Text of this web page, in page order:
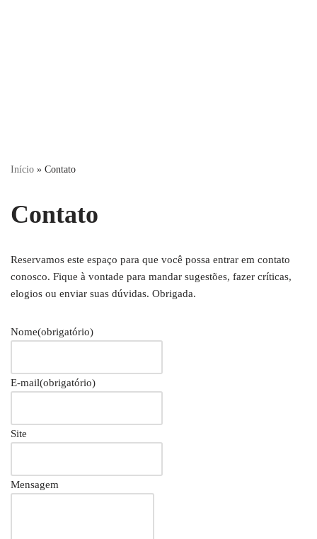
Início » Contato
Contato
Reservamos este espaço para que você possa entrar em contato
conosco. Fique à vontade para mandar sugestões, fazer críticas,
elogios ou enviar suas dúvidas. Obrigada.
Nome(obrigatório)
E-mail(obrigatório)
Site
Mensagem